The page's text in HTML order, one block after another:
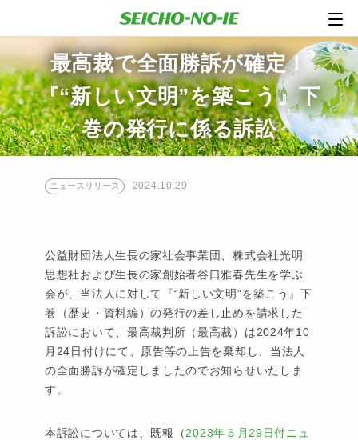
最高裁で全面勝訴が確定！
『“新しい文明”を築こう』下
巻の発行に係る訴訟
ニュースリリース 2024.10.29
公益財団法人生長の家社会事業団、株式会社光明
思想社および生長の家創始者谷口雅春先生を学ぶ
会が、当法人に対して『“新しい文明”を築こう』下
巻（歴史・資料編）の発行の差し止めを請求した
訴訟において、最高裁判所（最高裁）は2024年10
月24日付けにて、原告等の上告を棄却し、当法人
の全面勝訴が確定しましたのでお知らせいたしま
す。
本訴訟については、既報（2023年５月29日付ニュ